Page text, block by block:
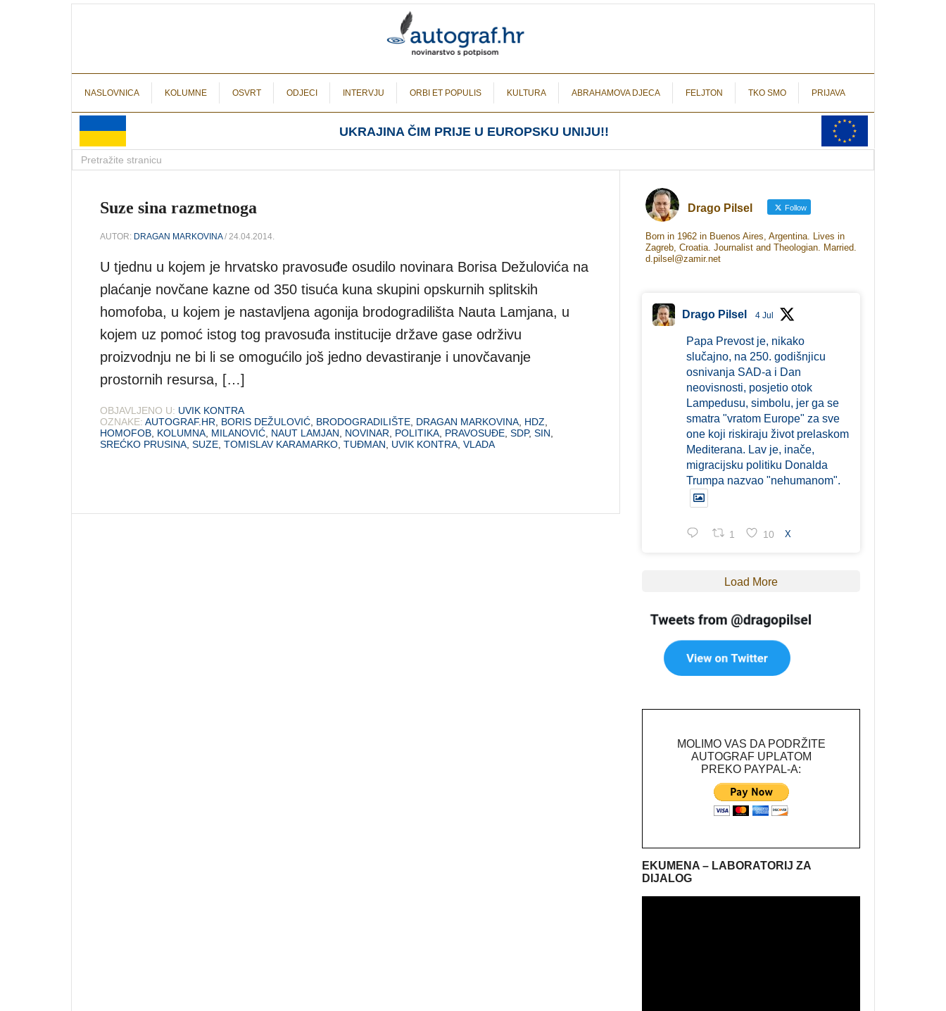
NASLOVNICA KOLUMNE OSVRT ODJECI INTERVJU ORBI ET POPULIS KULTURA ABRAHAMOVA DJECA FELJTON TKO SMO PRIJAVA
UKRAJINA ČIM PRIJE U EUROPSKU UNIJU!!
Suze sina razmetnoga
AUTOR: DRAGAN MARKOVINA/ 24.04.2014.
U tjednu u kojem je hrvatsko pravosuđe osudilo novinara Borisa Dežulovića na
plaćanje novčane kazne od 350 tisuća kuna skupini opskurnih splitskih
homofoba, u kojem je nastavljena agonija brodogradilišta Nauta Lamjana, u
kojem uz pomoć istog tog pravosuđa institucije države gase održivu
proizvodnju ne bi li se omogućilo još jedno devastiranje i unovčavanje
prostornih resursa, […]
OBJAVLJENO U: UVIK KONTRA
OZNAKE: AUTOGRAF.HR BORIS DEŽULOVIĆ BRODOGRADILIŠTE DRAGAN MARKOVINA HDZ
HOMOFOB KOLUMNA MILANOVIĆ NAUT LAMJAN NOVINAR POLITIKA PRAVOSUĐE SDP, SIN
SREĆKO PRUSINA SUZE TOMISLAV KARAMARKO TUĐMAN UVIK KONTRA VLADA
Drago Pilsel Follow
Born in 1962 in Buenos Aires, Argentina. Lives in
Zagreb, Croatia. Journalist and Theologian. Married.
d.pilsel@zamir.net
Drago Pilsel 4 Jul
Papa Prevost je, nikako
slučajno, na 250. godišnjicu
osnivanja SAD-a i Dan
neovisnosti, posjetio otok
Lampedusu, simbolu, jer ga se
smatra "vratom Europe" za sve
one koji riskiraju život prelaskom
Mediterana. Lav je, inače,
migracijsku politiku Donalda
Trumpa nazvao "nehumanom".
1 10 X
Load More
MOLIMO VAS DA PODRŽITE
AUTOGRAF UPLATOM
PREKO PAYPAL-A:
EKUMENA – LABORATORIJ ZA
DIJALOG